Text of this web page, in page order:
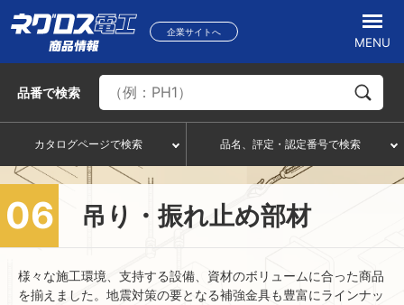
企業サイトへ
MENU
品番で検索
カタログページで検索 品名、評定・認定番号で検索
06 吊り・振れ止め部材
様々な施工環境、支持する設備、資材のボリュームに合った商品
を揃えました。地震対策の要となる補強金具も豊富にラインナッ